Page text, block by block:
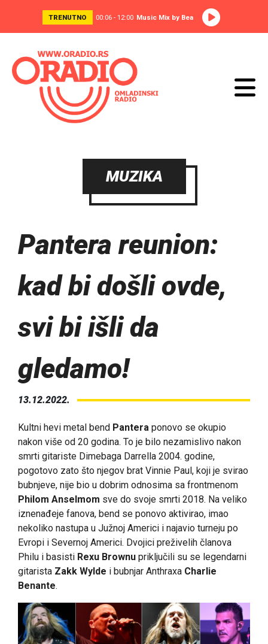
TRENUTNO 00:06 - 12:00 Music Mix by Bea
MUZIKA
Pantera reunion:
kad bi došli ovde,
svi bi išli da
gledamo!
13.12.2022.
Kultni hevi metal bend Pantera ponovo se okupio
nakon više od 20 godina. To je bilo nezamislivo nakon
smrti gitariste Dimebaga Darrella 2004. godine,
pogotovo zato što njegov brat Vinnie Paul, koji je svirao
bubnjeve, nije bio u dobrim odnosima sa frontmenom
Philom Anselmom sve do svoje smrti 2018. Na veliko
iznenađeje fanova, bend se ponovo aktivirao, imao
nekoliko nastupa u Južnoj Americi i najavio turneju po
Evropi i Severnoj Americi. Dvojici preživelih članova
Philu i basisti Rexu Brownu priključili su se legendarni
gitarista Zakk Wylde i bubnjar Anthraxa Charlie
Benante.